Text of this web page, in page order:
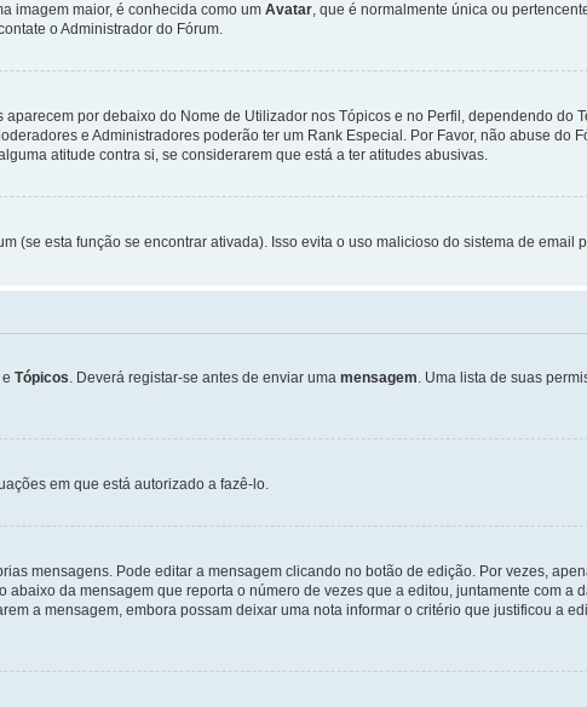
imagem maior, é conhecida como um Avatar, que é normalmente única ou
o Administrador do Fórum.
por debaixo do Nome de Utilizador nos Tópicos e no Perfil, dependendo do
e Administradores poderão ter um Rank Especial. Por Favor, não abuse do
atitude contra si, se considerarem que está a ter atitudes abusivas.
(se esta função se encontrar ativada). Isso evita o uso malicioso do sistema de email
e Tópicos. Deverá registar-se antes de enviar uma mensagem. Uma lista de suas
em que está autorizado a fazê-lo.
mensagens. Pode editar a mensagem clicando no botão de edição. Por vezes,
da mensagem que reporta o número de vezes que a editou, juntamente com a
a mensagem, embora possam deixar uma nota informar o critério que justificou a